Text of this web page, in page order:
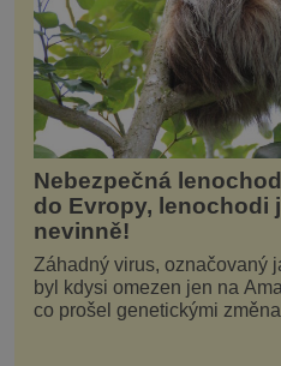
Nebezpečná
do Evropy, lenochodi
nevinně!
Záhadný virus, označovaný
byl kdysi omezen jen na
co prošel genetickými
šíří po celé Americe a první